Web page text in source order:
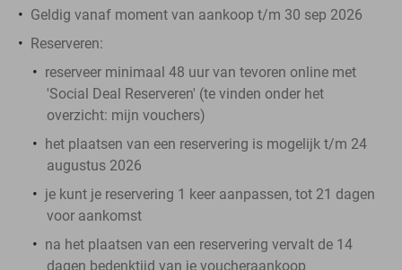
Geldig vanaf moment van aankoop t/m 30 sep 2026
Reserveren:
reserveer minimaal 48 uur van tevoren online met
'Social Deal Reserveren' (te vinden onder het
overzicht: mijn vouchers)
het plaatsen van een reservering is mogelijk t/m 24
augustus 2026
je kunt je reservering 1 keer aanpassen, tot 21 dagen
voor aankomst
na het plaatsen van een reservering vervalt de 14
dagen bedenktijd van je voucheraankoop